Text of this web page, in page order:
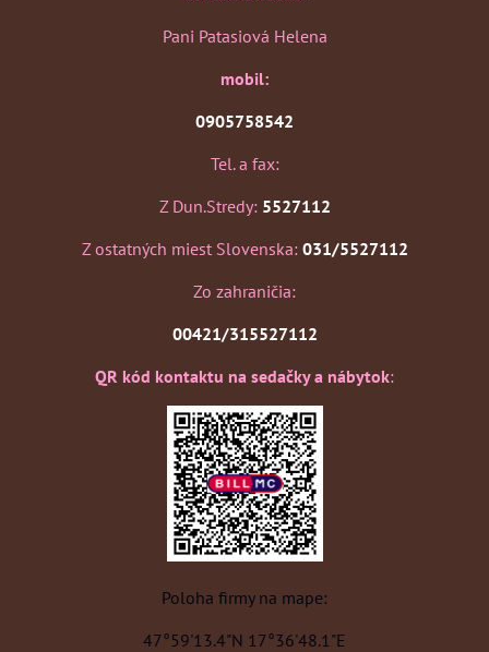
Pani Patasiová Helena
mobil:
0905758542
Tel. a fax:
Z Dun.Stredy: 5527112
Z ostatných miest Slovenska: 031/5527112
Zo zahraničia:
00421/315527112
QR kód kontaktu na sedačky a nábytok:
Poloha firmy na mape:
47°59'13.4"N 17°36'48.1"E